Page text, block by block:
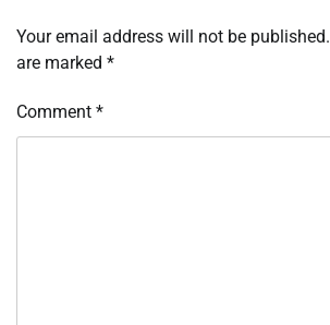
Your email address will not be published.
are marked *
Comment *